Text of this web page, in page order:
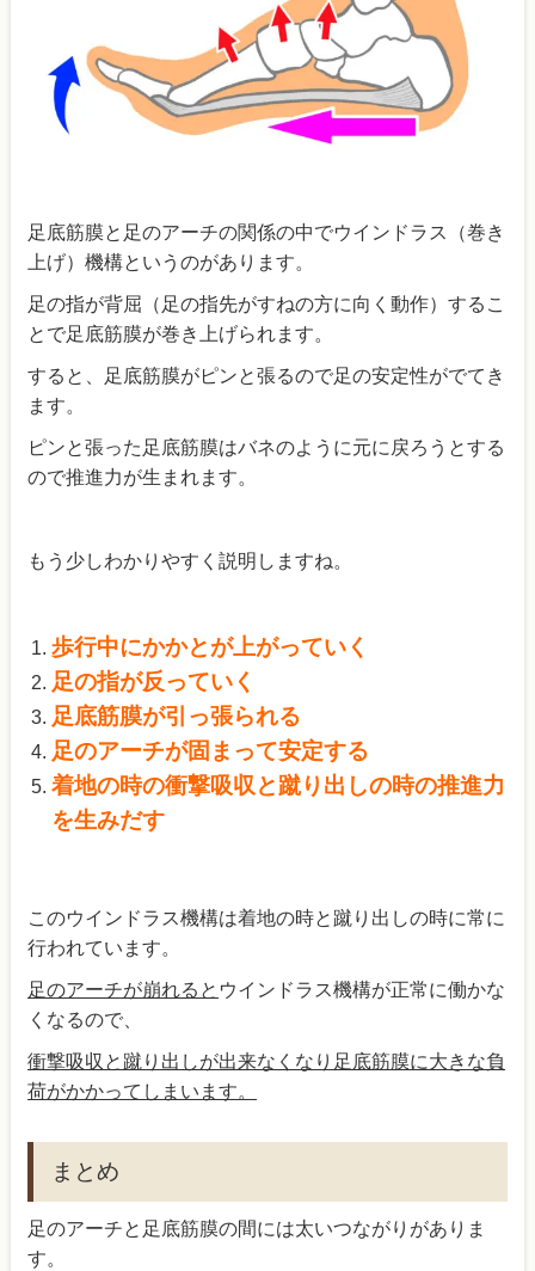
足底筋膜と足のアーチの関係の中でウインドラス（巻き
上げ）機構というのがあります。
足の指が背屈（足の指先がすねの方に向く動作）するこ
とで足底筋膜が巻き上げられます。
すると、足底筋膜がピンと張るので足の安定性がでてき
ます。
ピンと張った足底筋膜はバネのように元に戻ろうとする
ので推進力が生まれます。
もう少しわかりやすく説明しますね。
歩行中にかかとが上がっていく
足の指が反っていく
足底筋膜が引っ張られる
足のアーチが固まって安定する
着地の時の衝撃吸収と蹴り出しの時の推進力
を生みだす
このウインドラス機構は着地の時と蹴り出しの時に常に
行われています。
足のアーチが崩れると ウインドラス機構が正常に働かな
くなるので、
衝撃吸収と蹴り出しが出来なくなり足底筋膜に大きな負
荷がかかってしまいます。
まとめ
足のアーチと足底筋膜の間には太いつながりがありま
す。